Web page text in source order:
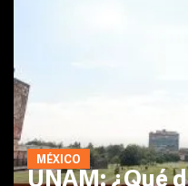
MÉXICO
UNAM: ¿Qué